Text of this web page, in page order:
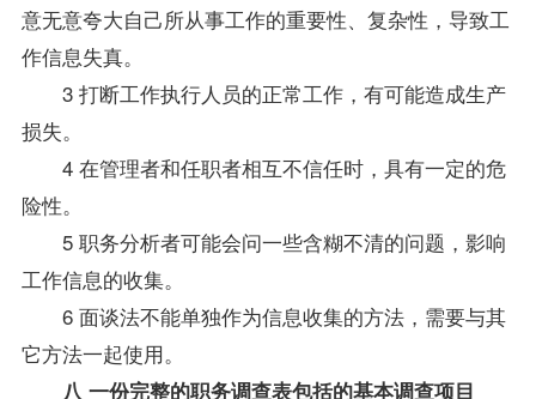
意无意夸大自己所从事工作的重要性、复杂性，导致工
作信息失真。
3 打断工作执行人员的正常工作，有可能造成生产
损失。
4 在管理者和任职者相互不信任时，具有一定的危
险性。
5 职务分析者可能会问一些含糊不清的问题，影响
工作信息的收集。
6 面谈法不能单独作为信息收集的方法，需要与其
它方法一起使用。
八 一份完整的职务调查表包括的基本调查项目